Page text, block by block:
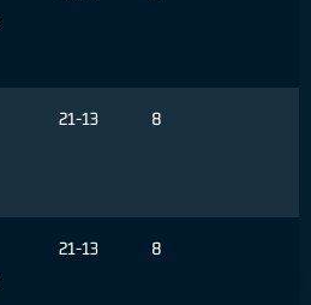
21-13 8
21-13 8